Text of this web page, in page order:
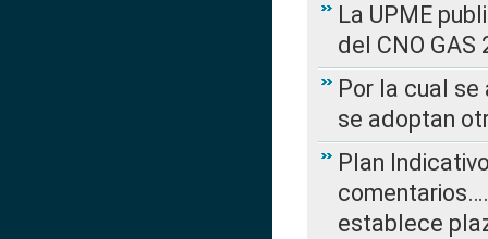
La UPME
del CNO
Por la cual
se adoptan
Plan
establece